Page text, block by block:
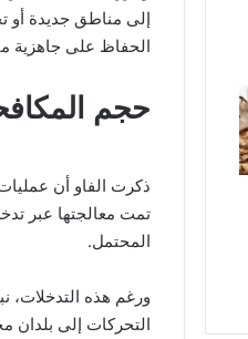
إلى مناطق جديدة أو
الحفاظ على جاهزية
حجم
تمت معالجتها عبر
المحتمل.
ورغم هذه التدخلات،
التحركات إلى بلدان